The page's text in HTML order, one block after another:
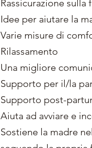
Rassicurazione
Idee per aiutare la
Varie misure di
Rilassamento
Una migliore
Supporto per il/la
Supporto post-
Aiuta ad avviare e
Sostiene la madre